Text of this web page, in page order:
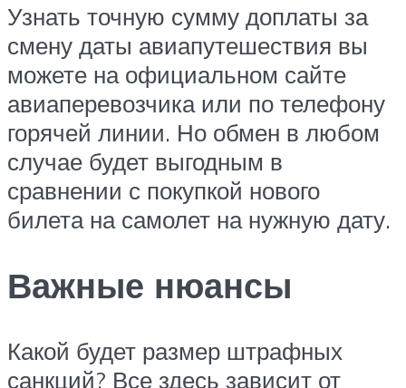
Узнать точную сумму доплаты за
смену даты авиапутешествия вы
можете на официальном сайте
авиаперевозчика или по телефону
горячей линии. Но обмен в любом
случае будет выгодным в
сравнении с покупкой нового
билета на самолет на нужную дату.
Важные нюансы
Какой будет размер штрафных
санкций? Все здесь зависит от